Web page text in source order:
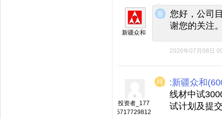
◆
◆
新疆众和
您好，公司
谢您的关注
2026年07月08日
投资者_177
5717729812
:新疆众和
线材中试
试计划及提